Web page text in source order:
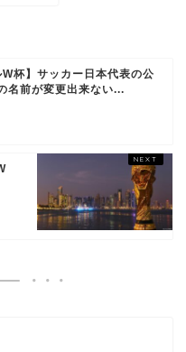
W杯】サッカー日本代表の公
名前が変更出来ない...